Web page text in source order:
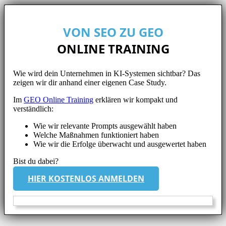
VON SEO ZU GEO
ONLINE TRAINING
Wie wird dein Unternehmen in KI-Systemen sichtbar? Das
zeigen wir dir anhand einer eigenen Case Study.
Im GEO Online Training erklären wir kompakt und
verständlich:
Wie wir relevante Prompts ausgewählt haben
Welche Maßnahmen funktioniert haben
Wie wir die Erfolge überwacht und ausgewertet haben
Bist du dabei?
HIER KOSTENLOS ANMELDEN